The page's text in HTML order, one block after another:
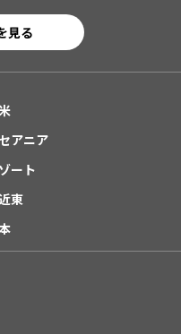
見る
アニア
ート
東